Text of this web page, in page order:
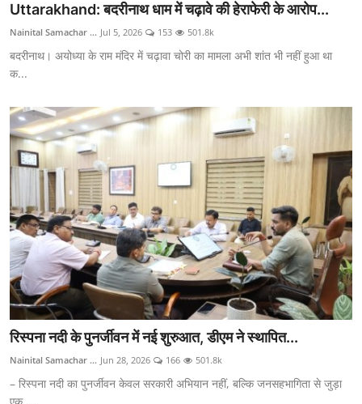
Uttarakhand: बदरीनाथ धाम में चढ़ावे की हेराफेरी के आरोप...
Nainital Samachar ... Jul 5, 2026 153 501.8k
बदरीनाथ। अयोध्या के राम मंदिर में चढ़ावा चोरी का मामला अभी शांत भी नहीं हुआ था
क...
रिस्पना नदी के पुनर्जीवन में नई शुरुआत, डीएम ने स्थापित...
Nainital Samachar ... Jun 28, 2026 166 501.8k
– रिस्पना नदी का पुनर्जीवन केवल सरकारी अभियान नहीं, बल्कि जनसहभागिता से जुड़ा